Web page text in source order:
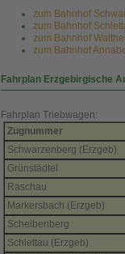
zum Bahnhof
zum Bahnhof
zum Bahnhof
zum Bahnhof
Fahrplan Erzgebirgische
Fahrplan Triebwagen:
Zugnummer
Schwarzenberg (Erzgeb)
Grünstädtel
Raschau
Markersbach (Erzgeb)
Scheibenberg
Schlettau (Erzgeb)